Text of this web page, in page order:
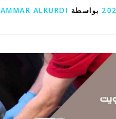
بواسطة AMMAR ALKURDI